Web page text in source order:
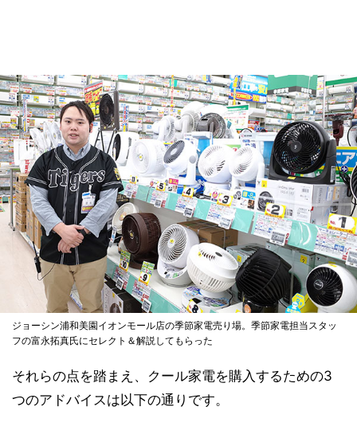
ジョーシン浦和美園イオンモール店の季節家電売り場。季節家電担当スタッ
フの富永拓真氏にセレクト＆解説してもらった
それらの点を踏まえ、クール家電を購入するための3
つのアドバイスは以下の通りです。